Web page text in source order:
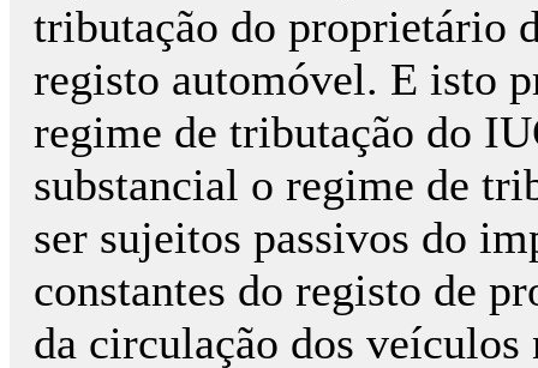
tributação do proprietário
registo automóvel. E isto
regime de tributação do
substancial o regime de
ser sujeitos passivos do
constantes do registo de
da circulação dos